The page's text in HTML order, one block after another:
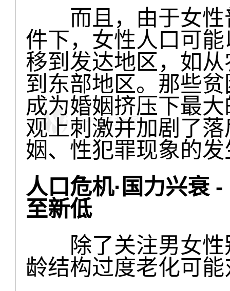
而且，由于女性
件下，女性人口可
移到发达地区，如
到东部地区。那些
成为婚姻挤压下最
观上刺激并加剧了
姻、性犯罪现象的发
人口危机·国力兴衰
至新低
除了关注男女性
龄结构过度老化可